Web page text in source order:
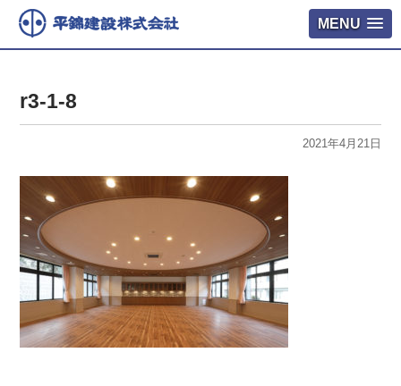
MENU
r3-1-8
2021年4月21日